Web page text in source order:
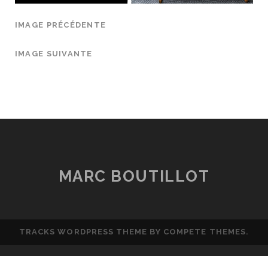
IMAGE PRÉCÉDENTE
IMAGE SUIVANTE
MARC BOUTILLOT
TRACKS WORDPRESS THEME BY COMPETE THEMES.